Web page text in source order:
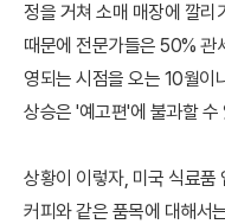
정을 거쳐 소매 매장에 깔리
때문에 전문가들은 50% 관
영되는 시점을 오는 10월이
상승은 '예고편'에 불과할
상황이 이렇자, 미국 식료품
커피와 같은 품목에 대해서